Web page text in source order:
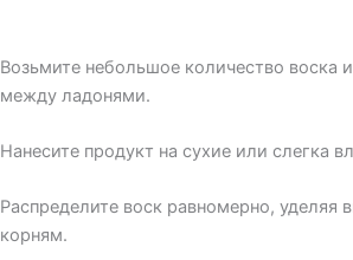
Возьмите небольшое количество воска
между ладонями.
Нанесите продукт на сухие или слегка
Распределите воск равномерно, уделяя
корням.